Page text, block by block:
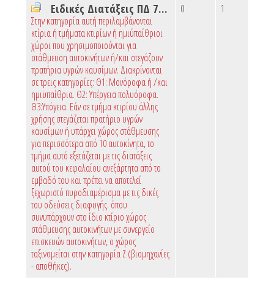
Ειδικές Διατάξεις ΠΔ 71_1988
Στην κατηγορία αυτή περιλαμβάνονται
κτίρια ή τμήματα κτιρίων ή ημιύπαίθριοι
χώροι που χρησιμοποιούνται για
στάθμευση αυτοκινήτων ή/και στεγάζουν
πρατήρια υγρών καυσίμων. Διακρίνονται
σε τρεις κατηγορίες: Θ1: Μονόροφα ή /και
ημιϋπαίθρια. Θ2: Υπέργεια πολυόροφα.
Θ3:Υπόγεια. Εάν σε τμήμα κτιρίου άλλης
χρήσης στεγάζεται πρατήριο υγρών
καυσίμων ή υπάρχει χώρος στάθμευσης
για περισσότερα από 10 αυτοκίνητα, το
τμήμα αυτό εξετάζεται με τις διατάξεις
αυτού του κεφαλαίου ανεξάρτητα από το
εμβαδό του και πρέπει να αποτελεί
ξεχωριστό πυροδιαμέρισμα με τις δικές
του οδεύσεις διαφυγής. όπου
συνυπάρχουν στο ίδιο κτίριο χώρος
στάθμευσης αυτοκινήτων με συνεργείο
επισκευών αυτοκινήτων, ο χώρος
ταξινομείται στην κατηγορία Ζ (βιομηχανίες
- αποθήκες).
0 1